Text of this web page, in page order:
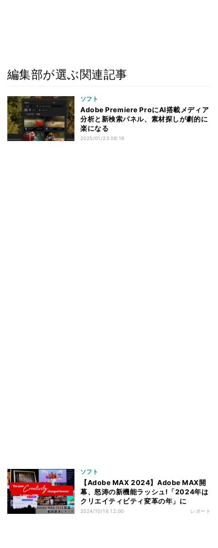
編集部が選ぶ関連記事
ソフト
Adobe Premiere ProにAI搭載メディア
分析と新検索パネル、素材探しが劇的に
楽になる
2025/01/23 08:19
ソフト
【Adobe MAX 2024】Adobe MAX開
幕、怒涛の新機能ラッシュ!「2024年は
クリエイティビティ変革の年」に
2024/10/16 12:00 レポート